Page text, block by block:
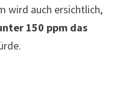
wird auch ersichtlich,
150 ppm das